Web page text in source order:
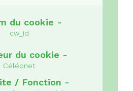
cw_id
Céléonet